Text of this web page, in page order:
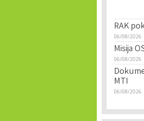
RAK
06/08/2026
Misija
06/08/2026
MTI
06/08/2026